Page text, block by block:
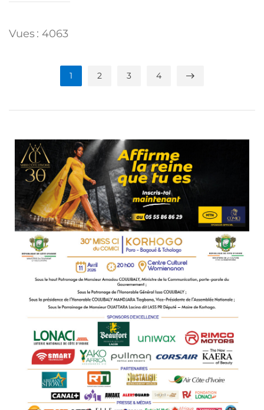
Vues : 4063
1 2 3 4